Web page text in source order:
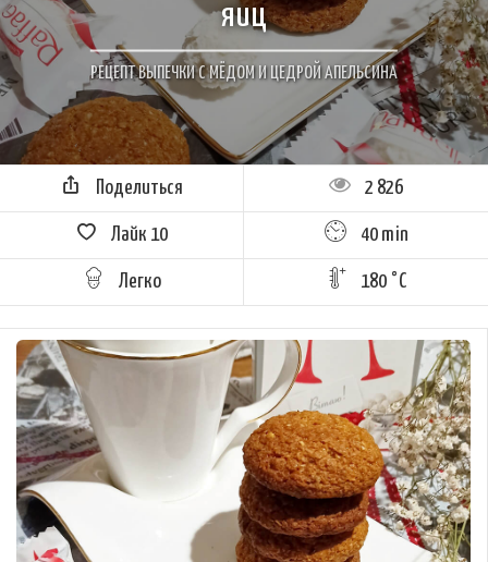
яиц
РЕЦЕПТ ВЫПЕЧКИ С МЁДОМ И ЦЕДРОЙ АПЕЛЬСИНА
Поделиться 2 826
Лайк 10 40 min
Легко 180 °C